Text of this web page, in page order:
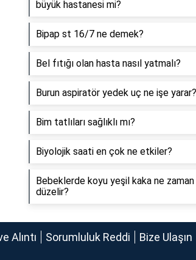
büyük hastanesi mi?
Bipap st 16/7 ne demek?
Bel fıtığı olan hasta nasıl yatmalı?
Burun aspiratör yedek uç ne işe yarar?
Bim tatlıları sağlıklı mı?
Biyolojik saati en çok ne etkiler?
Bebeklerde koyu yeşil kaka ne zaman
düzelir?
Alıntı Sorumluluk Reddi Bize Ulaşın